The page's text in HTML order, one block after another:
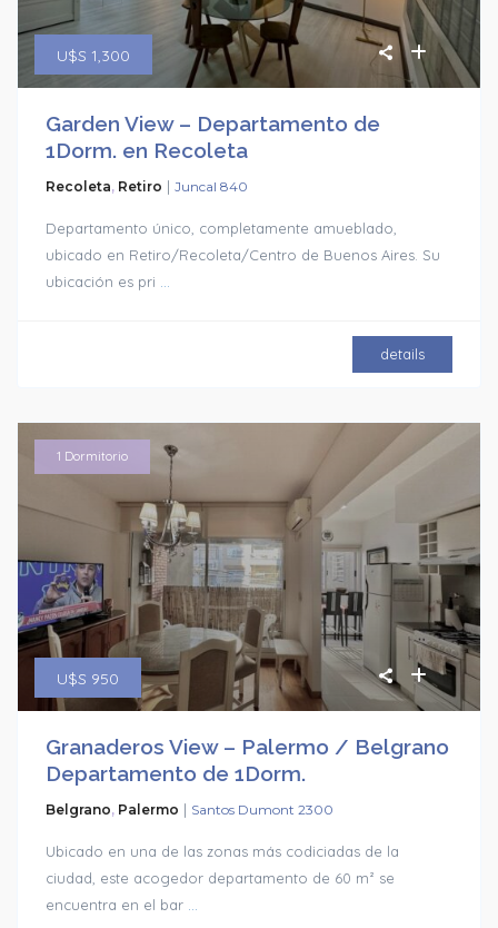
U$S 1,300
Garden View – Departamento de
1Dorm. en Recoleta
Recoleta, Retiro | Juncal 840
Departamento único, completamente amueblado,
ubicado en Retiro/Recoleta/Centro de Buenos Aires. Su
ubicación es pri
details
U$S 950
1 Dormitorio
Granaderos View – Palermo / Belgrano
Departamento de 1Dorm.
Belgrano, Palermo | Santos Dumont 2300
Ubicado en una de las zonas más codiciadas de la
ciudad, este acogedor departamento de 60 m² se
encuentra en el bar ...